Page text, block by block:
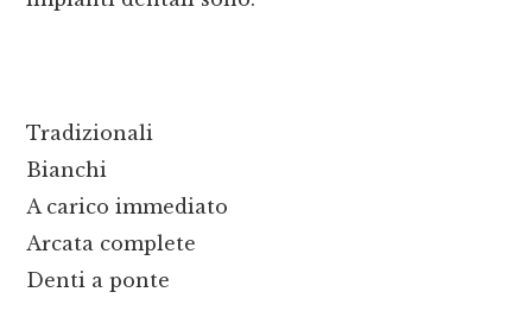
Tradizionali
Bianchi
A carico immediato
Arcata complete
Denti a ponte